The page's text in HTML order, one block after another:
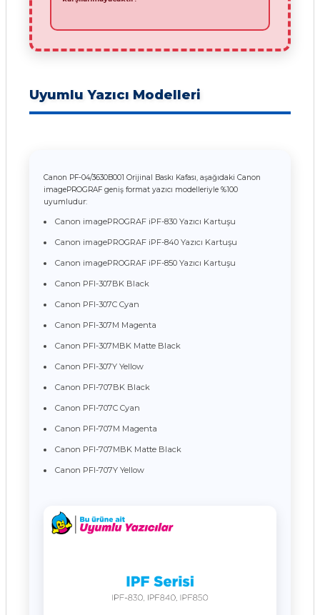
Uyumlu Yazıcı Modelleri
Canon PF-04/3630B001 Orijinal Baskı Kafası, aşağıdaki Canon
imagePROGRAF geniş format yazıcı modelleriyle %100
uyumludur:
Canon imagePROGRAF iPF-830 Yazıcı Kartuşu
Canon imagePROGRAF iPF-840 Yazıcı Kartuşu
Canon imagePROGRAF iPF-850 Yazıcı Kartuşu
Canon PFI-307BK Black
Canon PFI-307C Cyan
Canon PFI-307M Magenta
Canon PFI-307MBK Matte Black
Canon PFI-307Y Yellow
Canon PFI-707BK Black
Canon PFI-707C Cyan
Canon PFI-707M Magenta
Canon PFI-707MBK Matte Black
Canon PFI-707Y Yellow